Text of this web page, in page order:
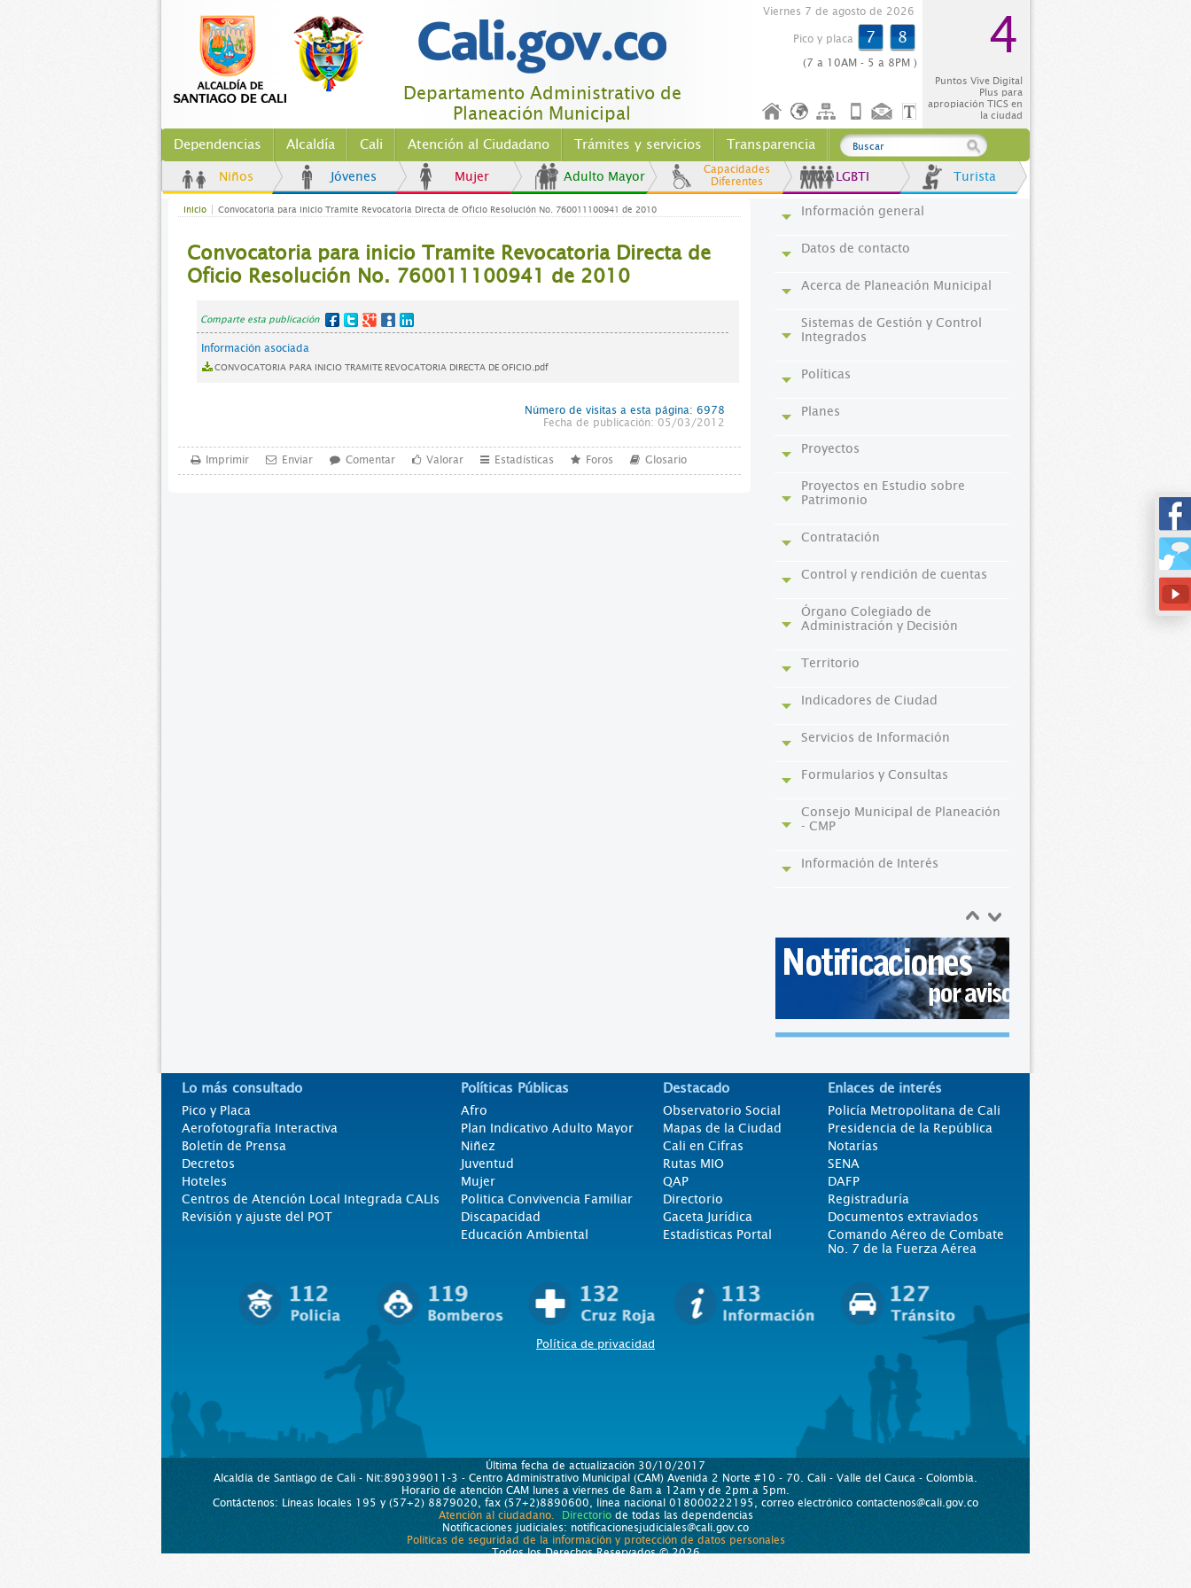
Departamento Administrativo de
Planeación Municipal
Viernes 7 de agosto de 2026
Pico y placa 7 8
(7 a 10AM - 5 a 8PM ) 4
Puntos Vive Digital
Plus para
apropiación TICS en
la ciudad
Dependencias Alcaldía Cali Atención al Ciudadano Trámites y servicios Transparencia
Niños Jóvenes Mujer Adulto Mayor
Capacidades
Diferentes
LGBTI Turista
Inicio Convocatoria para inicio Tramite Revocatoria Directa de Oficio Resolución No. 760011100941 de 2010
Convocatoria para inicio Tramite Revocatoria Directa de
Oficio Resolución No. 760011100941 de 2010
Comparte esta publicación
Información asociada
CONVOCATORIA PARA INICIO TRAMITE REVOCATORIA DIRECTA DE OFICIO.pdf
Número de visitas a esta página: 6978
Fecha de publicación: 05/03/2012
Imprimir Enviar Comentar Valorar Estadísticas Foros Glosario
Información general
Datos de contacto
Acerca de Planeación Municipal
Sistemas de Gestión y Control
Integrados
Políticas
Planes
Proyectos
Proyectos en Estudio sobre
Patrimonio
Contratación
Control y rendición de cuentas
Órgano Colegiado de
Administración y Decisión
Territorio
Indicadores de Ciudad
Servicios de Información
Formularios y Consultas
Consejo Municipal de Planeación
- CMP
Información de Interés
Lo más consultado
Pico y Placa
Aerofotografía Interactiva
Boletín de Prensa
Decretos
Hoteles
Centros de Atención Local Integrada CALIs
Revisión y ajuste del POT
Políticas Públicas
Afro
Plan Indicativo Adulto Mayor
Niñez
Juventud
Mujer
Politica Convivencia Familiar
Discapacidad
Educación Ambiental
Destacado
Observatorio Social
Mapas de la Ciudad
Cali en Cifras
Rutas MIO
QAP
Directorio
Gaceta Jurídica
Estadísticas Portal
Enlaces de interés
Policía Metropolitana de Cali
Presidencia de la República
Notarías
SENA
DAFP
Registraduría
Documentos extraviados
Comando Aéreo de Combate
No. 7 de la Fuerza Aérea
Política de privacidad
Última fecha de actualización 30/10/2017
Alcaldía de Santiago de Cali - Nit:890399011-3 - Centro Administrativo Municipal (CAM) Avenida 2 Norte #10 - 70. Cali - Valle del Cauca - Colombia.
Horario de atención CAM lunes a viernes de 8am a 12am y de 2pm a 5pm.
Contáctenos: Líneas locales 195 y (57+2) 8879020, fax (57+2)8890600, línea nacional 018000222195, correo electrónico contactenos@cali.gov.co
Atención al ciudadano. Directoriode todas las dependencias
Notificaciones judiciales: notificacionesjudiciales@cali.gov.co
Políticas de seguridad de la información y protección de datos personales
Todos los Derechos Reservados © 2026